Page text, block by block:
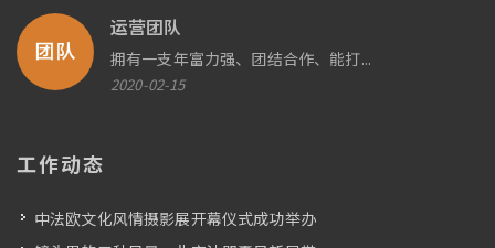
运营团队
拥有一支年富力强、团结合作、能打...
2020-02-15
工作动态
中法欧文化风情摄影展开幕仪式成功举办